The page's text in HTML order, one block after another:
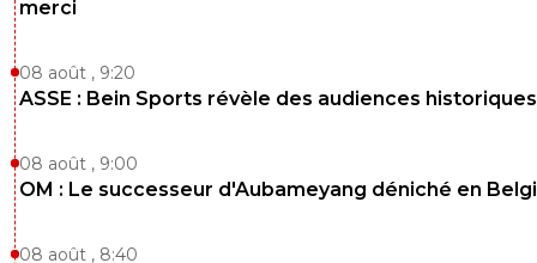
merci
08 août , 9:20
ASSE : Bein Sports révèle des audiences historiques
08 août , 9:00
OM : Le successeur d'Aubameyang déniché en
08 août , 8:40